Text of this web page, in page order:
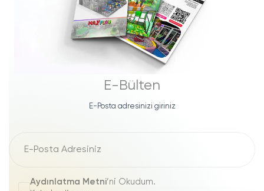
E-Bülten
E-Posta adresinizi giriniz
Aydınlatma Metni’ni Okudum.